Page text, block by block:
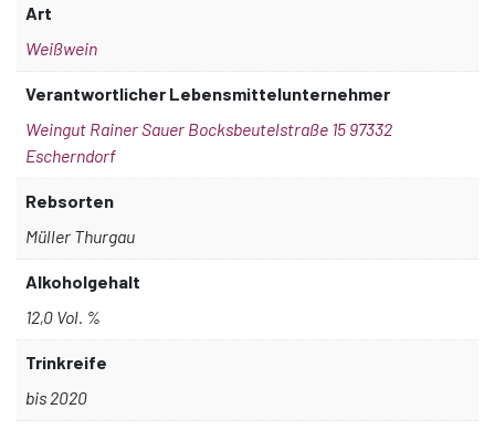
Art
Weißwein
Verantwortlicher Lebensmittelunternehmer
Weingut Rainer Sauer Bocksbeutelstraße 15 97332
Escherndorf
Rebsorten
Müller Thurgau
Alkoholgehalt
12,0 Vol. %
Trinkreife
bis 2020